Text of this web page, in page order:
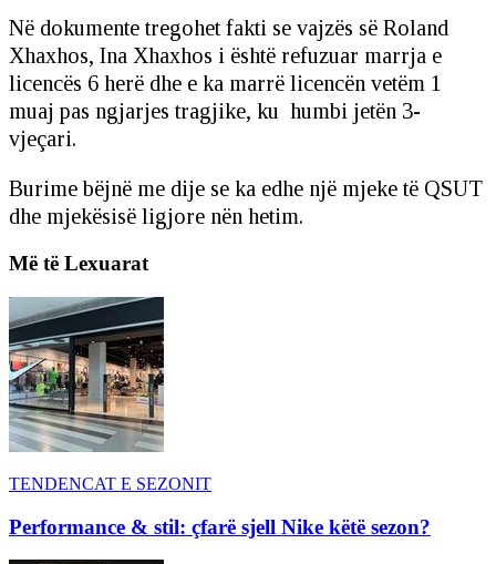
Në dokumente tregohet fakti se vajzës së Roland
Xhaxhos, Ina Xhaxhos i është refuzuar marrja e
licencës 6 herë dhe e ka marrë licencën vetëm 1
muaj pas ngjarjes tragjike, ku humbi jetën 3-
vjeçari.
Burime bëjnë me dije se ka edhe një mjeke të QSUT
dhe mjekësisë ligjore nën hetim.
Më të Lexuarat
TENDENCAT E SEZONIT
Performance & stil: çfarë sjell Nike këtë sezon?